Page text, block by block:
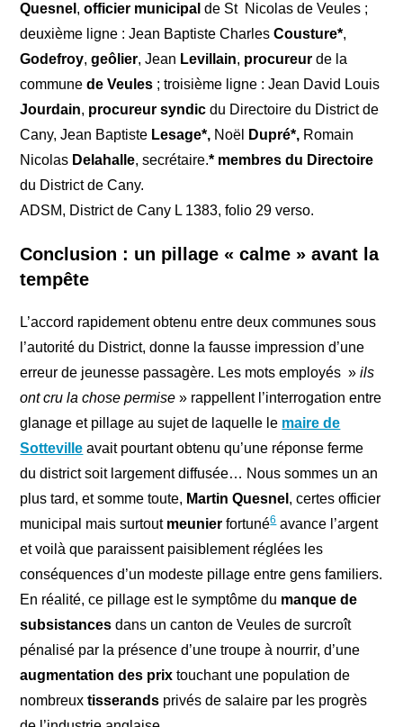
Quesnel ,officier municipal de St Nicolas de Veules ;
deuxième ligne : Jean Baptiste CharlesCousture*,
Godefroy,geôlier, Jean Levillain, procureur de la
communede Veules ; troisième ligne : Jean David Louis
Jourdain, procureur syndic du Directoire du District de
Cany, Jean Baptiste Lesage*, Noël Dupré*, Romain
Nicolas Delahalle, secrétaire.* membres du Directoire
du District de Cany.
ADSM, District de Cany L 1383, folio 29 verso.
Conclusion : un pillage « calme » avant la
tempête
L’accord rapidement obtenu entre deux communes sous
l’autorité du District, donne la fausse impression d’une
erreur de jeunesse passagère. Les mots employés »ils
ont cru la chose permise » rappellent l’interrogation entre
glanage et pillage au sujet de laquelle le maire de
Sotteville avait pourtant obtenu qu’une réponse ferme
du district soit largement diffusée… Nous sommes un an
plus tard, et somme toute, Martin Quesnel , certes officier
municipal mais surtout meunier fortuné6avance l’argent
et voilà que paraissent paisiblement réglées les
conséquences d’un modeste pillage entre gens familiers.
En réalité, ce pillage est le symptôme du manque de
subsistances dans un canton de Veules de surcroît
pénalisé par la présence d’une troupe à nourrir, d’une
augmentation des prix touchant une population de
nombreuxtisserands privés de salaire par les progrès